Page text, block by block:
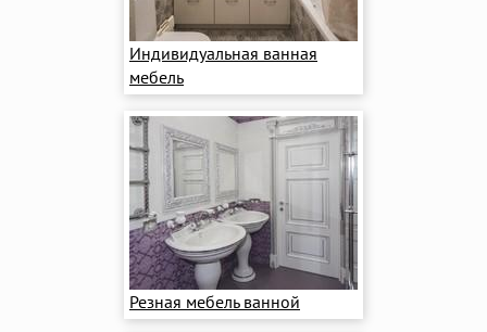
Индивидуальная ванная
мебель
Резная мебель ванной